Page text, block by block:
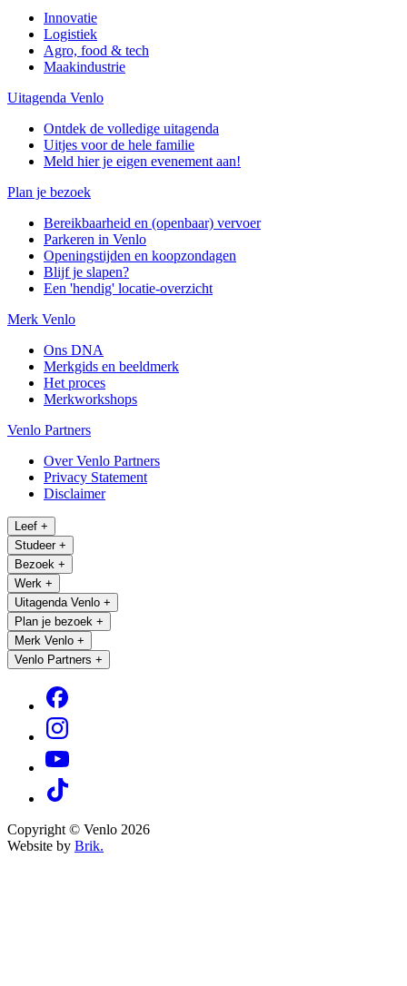
Innovatie
Logistiek
Agro, food & tech
Maakindustrie
Uitagenda Venlo
Ontdek de volledige uitagenda
Uitjes voor de hele familie
Meld hier je eigen evenement aan!
Plan je bezoek
Bereikbaarheid en (openbaar) vervoer
Parkeren in Venlo
Openingstijden en koopzondagen
Blijf je slapen?
Een 'hendig' locatie-overzicht
Merk Venlo
Ons DNA
Merkgids en beeldmerk
Het proces
Merkworkshops
Venlo Partners
Over Venlo Partners
Privacy Statement
Disclaimer
Leef +
Studeer +
Bezoek +
Werk +
Uitagenda Venlo +
Plan je bezoek +
Merk Venlo +
Venlo Partners +
Copyright © Venlo 2026
Website by Brik.